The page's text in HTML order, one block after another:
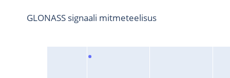
GLONASS signaali mitmeteelisus